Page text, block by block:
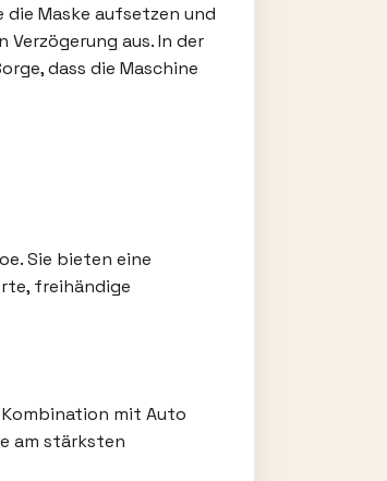
die Maske aufsetzen und
aus. In der
dass die Maschine
Sie bieten eine
freihändige
Kombination mit Auto
am stärksten